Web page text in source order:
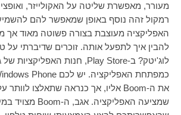
מעורר, מאפשרת שליטה על האקולייזר,
רמקול זהה נוסף באופן שמאפשר להם
האפליקציה מעוצבת בצורה פשוטה מאוד אך
להבין איך לתפעל אותה. זוכרים שדיברתי
לוג'יטק? ב-Play Store, חנות האפליקציות של
כמפתחת האפליקציה. יש לכם Phone
את ה-Boom אליו, אך כנראה שתאלצו לוותר
שמציעה האפליקציה. אגב, ה-Boom מצויד